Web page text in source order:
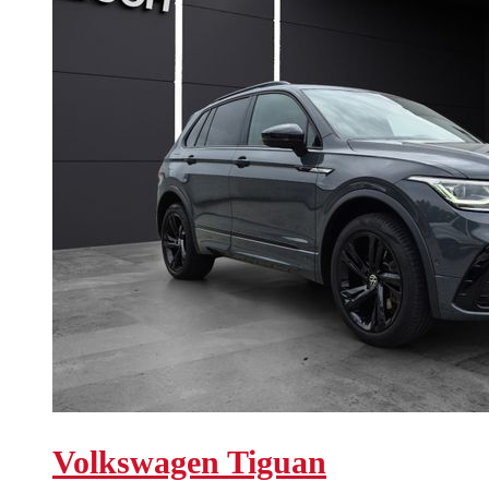
Volkswagen Tiguan